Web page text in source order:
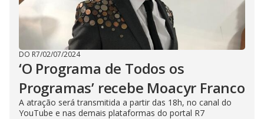
DO R7/02/07/2024
‘O Programa de Todos os
Programas’ recebe Moacyr Franco
A atração será transmitida a partir das 18h, no canal do
YouTube e nas demais plataformas do portal R7